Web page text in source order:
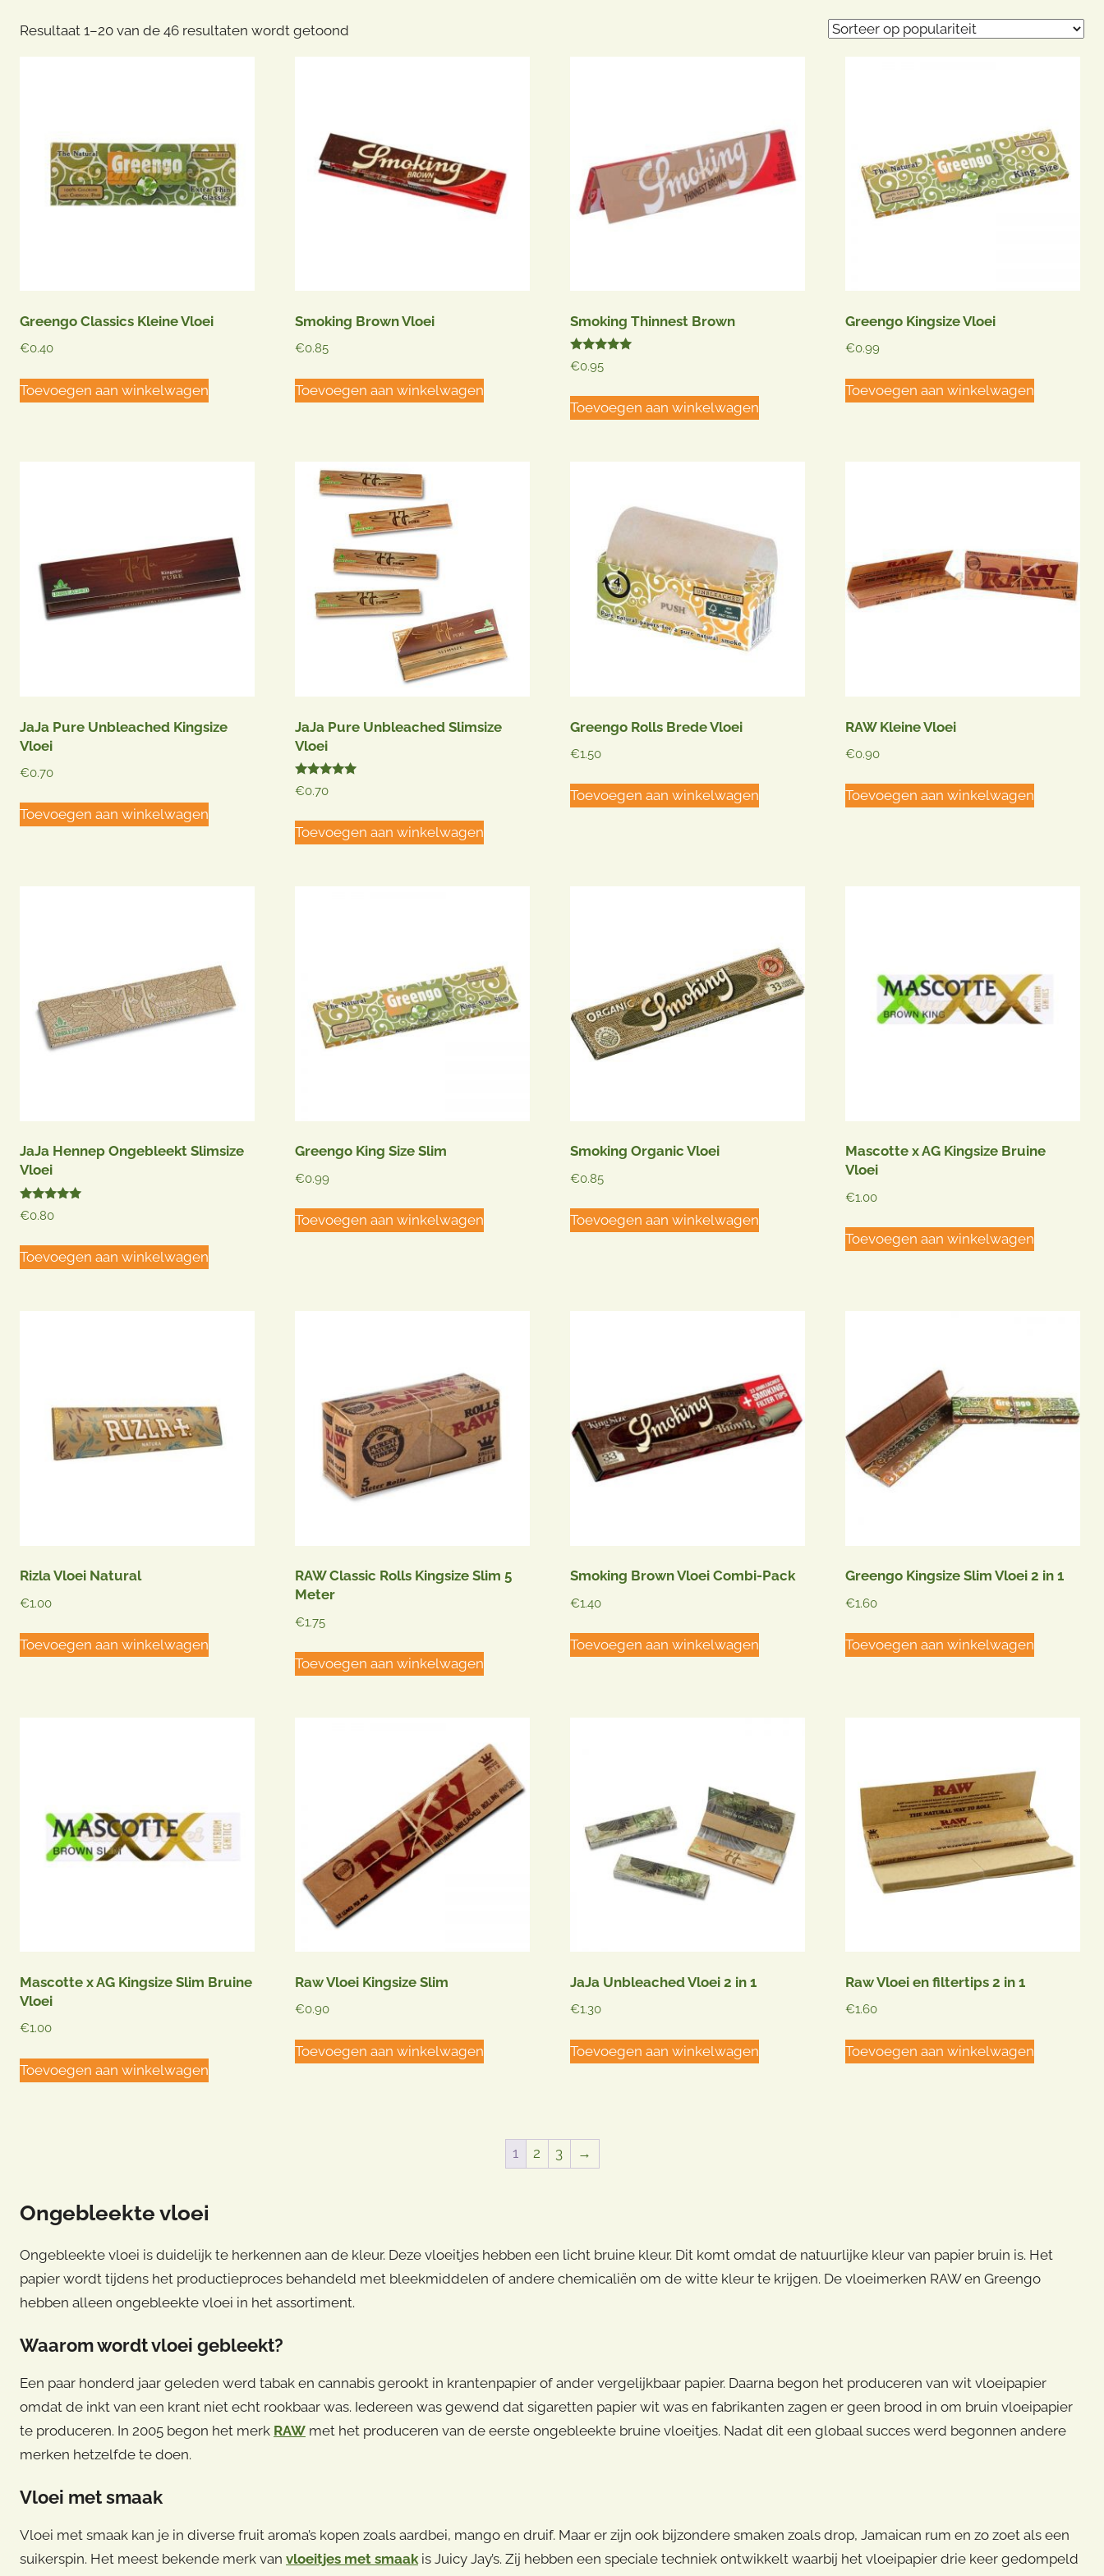
Resultaat 1–20 van de 46 resultaten wordt getoond
op
Greengo Classics Kleine Vloei
€0.40
Toevoegen aan winkelwagen
Smoking Brown Vloei
€0.85
Toevoegen aan winkelwagen
Smoking Thinnest Brown
Gewaardeerd
5.00
€0.95
Toevoegen aan winkelwagen
Greengo Kingsize Vloei
€0.99
Toevoegen aan winkelwagen
JaJa Pure Unbleached Kingsize
Vloei
€0.70
Toevoegen aan winkelwagen
JaJa Pure Unbleached Slimsize
Vloei
Gewaardeerd
5.00
€0.70
Toevoegen aan winkelwagen
Greengo Rolls Brede Vloei
€1.50
Toevoegen aan winkelwagen
RAW Kleine Vloei
€0.90
Toevoegen aan winkelwagen
JaJa Hennep Ongebleekt Slimsize
Vloei
Gewaardeerd
5.00
€0.80
Toevoegen aan winkelwagen
Greengo King Size Slim
€0.99
Toevoegen aan winkelwagen
Smoking Organic Vloei
€0.85
Toevoegen aan winkelwagen
Mascotte x AG Kingsize Bruine
Vloei
€1.00
Toevoegen aan winkelwagen
Rizla Vloei Natural
€1.00
Toevoegen aan winkelwagen
RAW Classic Rolls Kingsize Slim 5
Meter
€1.75
Toevoegen aan winkelwagen
Smoking Brown Vloei Combi-Pack
€1.40
Toevoegen aan winkelwagen
Greengo Kingsize Slim Vloei 2 in 1
€1.60
Toevoegen aan winkelwagen
Mascotte x AG Kingsize Slim Bruine
Vloei
€1.00
Toevoegen aan winkelwagen
Raw Vloei Kingsize Slim
€0.90
Toevoegen aan winkelwagen
JaJa Unbleached Vloei 2 in 1
€1.30
Toevoegen aan winkelwagen
Raw Vloei en filtertips 2 in 1
€1.60
Toevoegen aan winkelwagen
1 2 3 →
Ongebleekte vloei
Ongebleekte vloei is duidelijk te herkennen aan de kleur. Deze vloeitjes hebben een licht bruine kleur. Dit komt omdat de natuurlijke kleur van papier bruin is. Het
papier wordt tijdens het productieproces behandeld met bleekmiddelen of andere chemicaliën om de witte kleur te krijgen. De vloeimerken RAW en Greengo
hebben alleen ongebleekte vloei in het assortiment.
Waarom wordt vloei gebleekt?
Een paar honderd jaar geleden werd tabak en cannabis gerookt in krantenpapier of ander vergelijkbaar papier. Daarna begon het produceren van wit vloeipapier
omdat de inkt van een krant niet echt rookbaar was. Iedereen was gewend dat sigaretten papier wit was en fabrikanten zagen er geen brood in om bruin vloeipapier
te produceren. In 2005 begon het merk RAW met het produceren van de eerste ongebleekte bruine vloeitjes. Nadat dit een globaal succes werd begonnen andere
merken hetzelfde te doen.
Vloei met smaak
Vloei met smaak kan je in diverse fruit aroma’s kopen zoals aardbei, mango en druif. Maar er zijn ook bijzondere smaken zoals drop, Jamaican rum en zo zoet als een
suikerspin. Het meest bekende merk van vloeitjes met smaakis Juicy Jay’s. Zij hebben een speciale techniek ontwikkelt waarbij het vloeipapier drie keer gedompeld